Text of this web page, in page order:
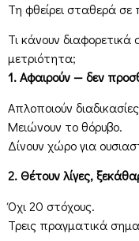
Τη φθείρει σταθερά σε
Τι κάνουν διαφορετικά
μετριότητα;
1. Αφαιρούν — δεν
Απλοποιούν
Μειώνουν το θόρυβο.
Δίνουν χώρο για
2. Θέτουν λίγες,
Όχι 20 στόχους.
Τρεις πραγματικά